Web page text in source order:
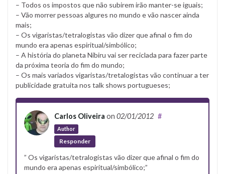
– Todos os impostos que não subirem irão manter-se iguais;
– Vão morrer pessoas algures no mundo e vão nascer ainda
mais;
– Os vigaristas/tetralogistas vão dizer que afinal o fim do
mundo era apenas espiritual/simbólico;
– A história do planeta Nibiru vai ser reciclada para fazer parte
da próxima teoria do fim do mundo;
– Os mais variados vigaristas/tretalogistas vão continuar a ter
publicidade gratuita nos talk shows portugueses;
Carlos Oliveira on 02/01/2012
Author
#
Responder
” Os vigaristas/tetralogistas vão dizer que afinal o fim do
mundo era apenas espiritual/simbólico;”